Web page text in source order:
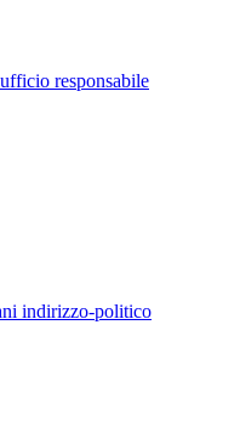
responsabile
indirizzo-politico